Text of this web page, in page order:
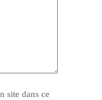
site dans ce